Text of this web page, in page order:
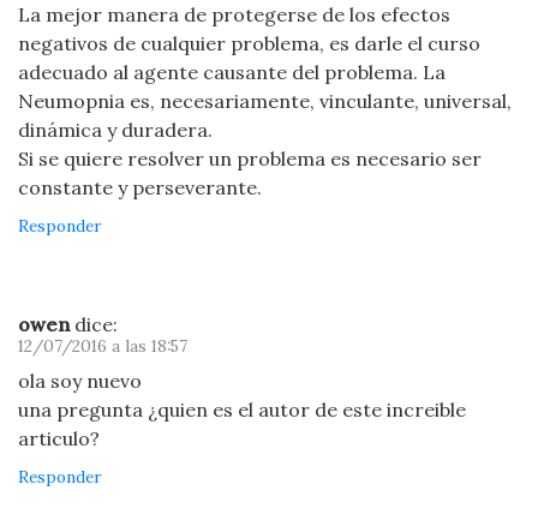
La mejor manera de protegerse de los efectos
negativos de cualquier problema, es darle el curso
adecuado al agente causante del problema. La
Neumopnia es, necesariamente, vinculante, universal,
dinámica y duradera.
Si se quiere resolver un problema es necesario ser
constante y perseverante.
Responder
owen dice:
12/07/2016 a las 18:57
ola soy nuevo
una pregunta ¿quien es el autor de este increible
articulo?
Responder